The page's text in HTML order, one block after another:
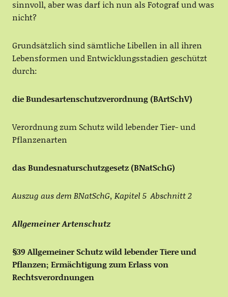
sinnvoll, aber was darf ich nun als Fotograf und was
nicht?
Grundsätzlich sind sämtliche Libellen in all ihren
Lebensformen und Entwicklungsstadien geschützt
durch:
die Bundesartenschutzverordnung (BArtSchV)
Verordnung zum Schutz wild lebender Tier- und
Pflanzenarten
das Bundesnaturschutzgesetz (BNatSchG)
Auszug aus dem BNatSchG, Kapitel 5 Abschnitt 2
Allgemeiner Artenschutz
§39 Allgemeiner Schutz wild lebender Tiere und
Pflanzen; Ermächtigung zum Erlass von
Rechtsverordnungen